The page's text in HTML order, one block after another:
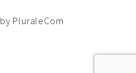
by PluraleCom